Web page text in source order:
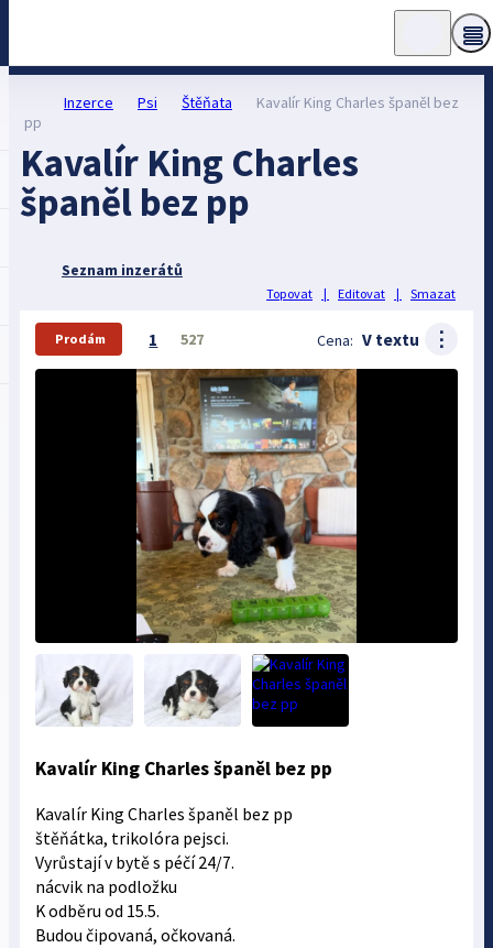
Inzerce Psi Štěňata
Kavalír King Charles španěl bez
pp
Kavalír King Charles
španěl bez pp
Seznam inzerátů
Topovat | Editovat | Smazat
Prodám 1 527 Cena: V textu ⋮
Kavalír King Charles španěl bez pp
Kavalír King Charles španěl bez pp
štěňátka, trikolóra pejsci.
Vyrůstají v bytě s péčí 24/7.
nácvik na podložku
K odběru od 15.5.
Budou čipovaná, očkovaná.